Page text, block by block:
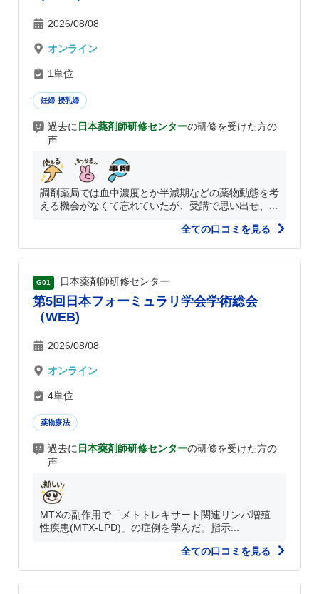
2026/08/08
オンライン
1単位
妊婦 授乳婦
過去に 日本薬剤師研修センターの研修を受けた方の
声
調剤薬局では血中濃度とか半減期などの薬物動態を考
える機会がなくて忘れていたが、受講で思い出せ、...
全ての口コミを見る
G01 日本薬剤師研修センター
第5回日本フォーミュラリ学会学術総会
（WEB)
2026/08/08
オンライン
4単位
薬物療法
過去に 日本薬剤師研修センターの研修を受けた方の
声
MTXの副作用で「メトトレキサート関連リンパ増殖
性疾患(MTX-LPD)」の症例を学んだ。指示...
全ての口コミを見る